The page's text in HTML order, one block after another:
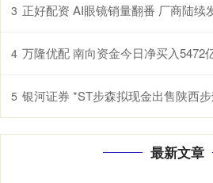
3 正好配资 AI眼镜销量翻番 厂商陆续发售新品
4 万隆优配 南向资金今日净买入5472亿
5 银河证券 *ST步森拟现金出售陕西
最新文章